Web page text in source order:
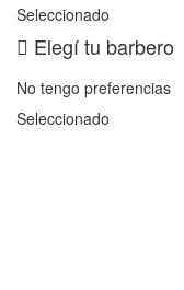
Seleccionado
Elegí tu barbero
No tengo preferencias
Seleccionado